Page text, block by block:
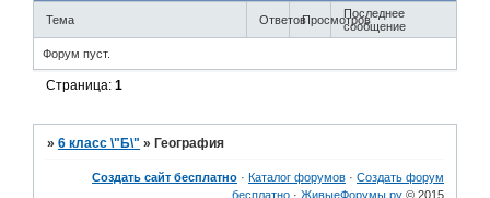
Тема ОтветовПросмотровПоследнее
сообщение
Форум пуст.
Страница:1
»6 класс \"Б\" »География
Создать сайт бесплатно · Каталог форумов · Создать форум
бесплатно · ЖивыеФорумы.ру © 2015